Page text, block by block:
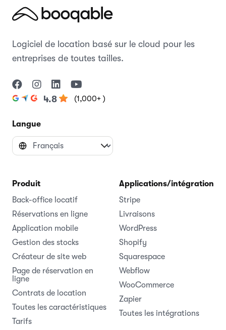
Logiciel de location basé sur le cloud pour les
entreprises de toutes tailles.
4.8 (1,000+ )
Langue
Produit
Back-office locatif
Réservations en ligne
Application mobile
Gestion des stocks
Créateur de site web
Page de réservation en
ligne
Contrats de location
Toutes les caractéristiques
Tarifs
Applications/intégrations
Stripe
Livraisons
WordPress
Shopify
Squarespace
Webflow
WooCommerce
Zapier
Toutes les intégrations